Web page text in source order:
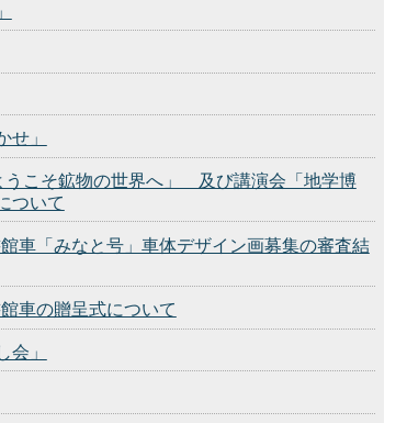
」
こそ鉱物の世界へ」 及び講演会「地学博
ついて
「みなと号」車体デザイン画募集の審査結
車の贈呈式について
」